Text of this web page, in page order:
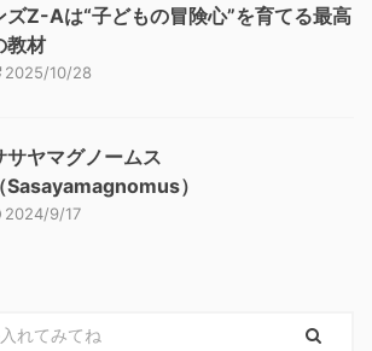
ズZ-Aは“子どもの冒険心”を育てる最高
教材
2025/10/28
サヤマグノームス
（Sasayamagnomus）
2024/9/17